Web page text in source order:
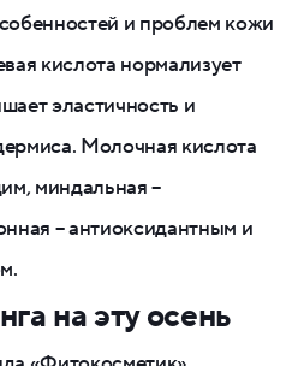
и проблем кожи
кислота нормализует
эластичность и
Молочная кислота
миндальная –
– антиоксидантным и
на эту осень